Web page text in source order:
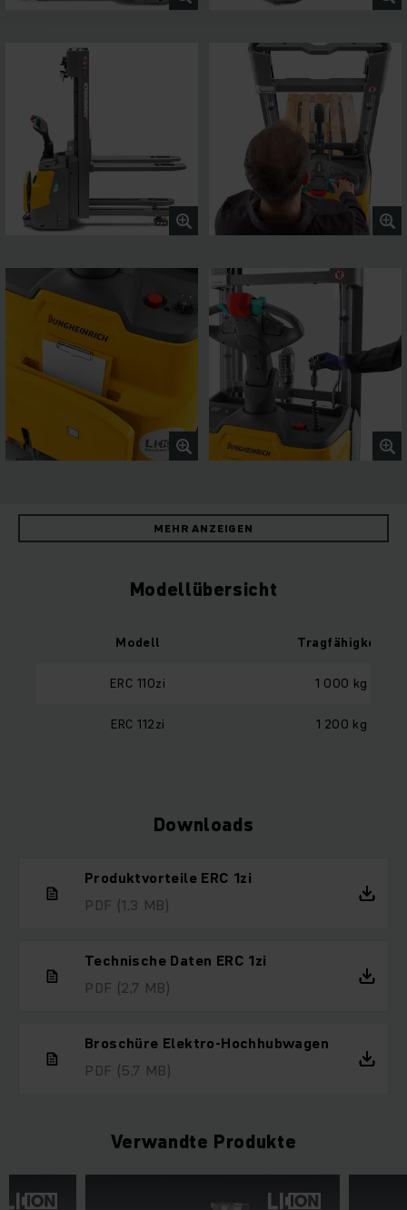
MEHR ANZEIGEN
Modellübersicht
Modell Tragfähigkeit
ERC 110zi 1 000 kg
ERC 112zi 1 200 kg
Downloads
Produktvorteile ERC 1zi
PDF (1,3 MB)
Technische Daten ERC 1zi
PDF (2,7 MB)
Broschüre Elektro-Hochhubwagen
PDF (5,7 MB)
Verwandte Produkte